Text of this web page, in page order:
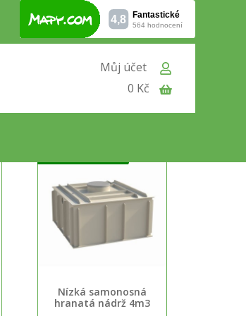
Můj účet
0 Kč
Nízká samonosná
hranatá nádrž 4m3